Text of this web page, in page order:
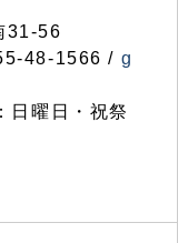
31-56
48-1566 / g
日曜日・祝祭